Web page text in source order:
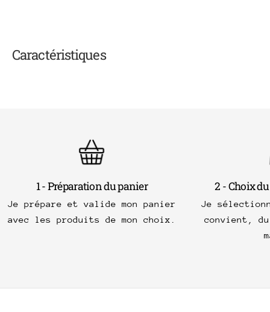
Caractéristiques
1 - Préparation du panier
Je prépare et valide mon panier
avec les produits de mon choix.
2 - Choix
Je
convient,